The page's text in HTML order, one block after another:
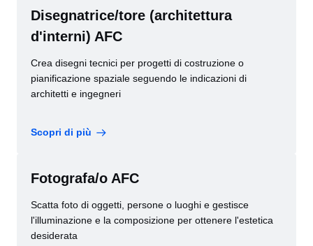
Disegnatrice/tore (architettura
d'interni) AFC
Crea disegni tecnici per progetti di costruzione o
pianificazione spaziale seguendo le indicazioni di
architetti e ingegneri
Scopri di più
Fotografa/o AFC
Scatta foto di oggetti, persone o luoghi e gestisce
l'illuminazione e la composizione per ottenere l'estetica
desiderata